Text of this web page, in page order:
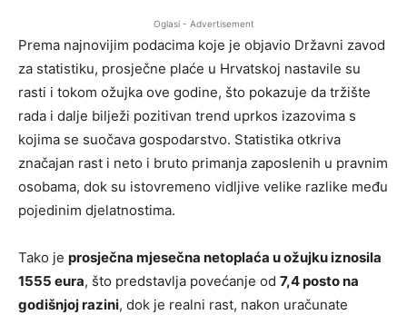
Oglasi - Advertisement
Prema najnovijim podacima koje je objavio Državni zavod
za statistiku, prosječne plaće u Hrvatskoj nastavile su
rasti i tokom ožujka ove godine, što pokazuje da tržište
rada i dalje bilježi pozitivan trend uprkos izazovima s
kojima se suočava gospodarstvo. Statistika otkriva
značajan rast i neto i bruto primanja zaposlenih u pravnim
osobama, dok su istovremeno vidljive velike razlike među
pojedinim djelatnostima.
Tako je prosječna mjesečna netoplaća u ožujku iznosila
1555 eura, što predstavlja povećanje od 7,4 posto na
godišnjoj razini, dok je realni rast, nakon uračunate